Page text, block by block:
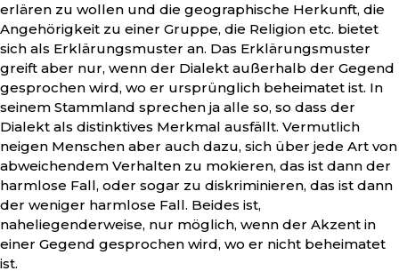
erlären zu wollen und die geographische Herkunft, die
Angehörigkeit zu einer Gruppe, die Religion etc. bietet
sich als Erklärungsmuster an. Das Erklärungsmuster
greift aber nur, wenn der Dialekt außerhalb der Gegend
gesprochen wird, wo er ursprünglich beheimatet ist. In
seinem Stammland sprechen ja alle so, so dass der
Dialekt als distinktives Merkmal ausfällt. Vermutlich
neigen Menschen aber auch dazu, sich über jede Art von
abweichendem Verhalten zu mokieren, das ist dann der
harmlose Fall, oder sogar zu diskriminieren, das ist dann
der weniger harmlose Fall. Beides ist,
naheliegenderweise, nur möglich, wenn der Akzent in
einer Gegend gesprochen wird, wo er nicht beheimatet
ist.